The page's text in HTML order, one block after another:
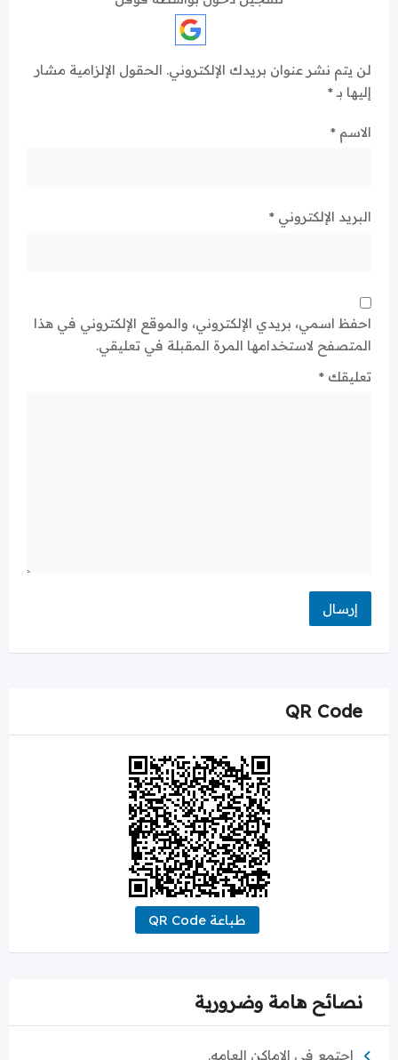
لن يتم نشر عنوان بريدك الإلكتروني. الحقول الإلزامية مشار
إليها بـ*
الاسم *
البريد الإلكتروني *
احفظ اسمي، بريدي الإلكتروني، والموقع الإلكتروني في هذا
المتصفح لاستخدامها المرة المقبلة في تعليقي.
تعليقك *
QR Code
طباعة QR Code
نصائح هامة وضرورية
اجتمع في الاماكن العامه.